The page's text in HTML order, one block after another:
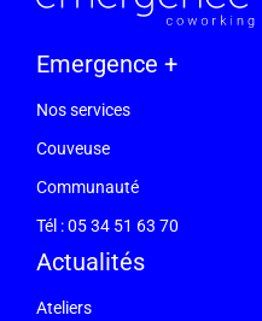
Emergence +
Nos services
Couveuse
Communauté
Tél : 05 34 51 63 70
Actualités
Ateliers